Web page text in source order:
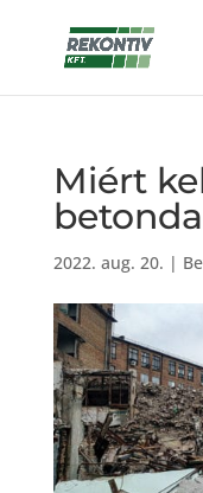
Miért
2022. aug. 20. |